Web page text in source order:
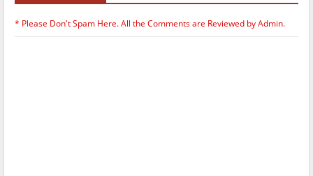
* Please Don't Spam Here. All the Comments are Reviewed by Admin.